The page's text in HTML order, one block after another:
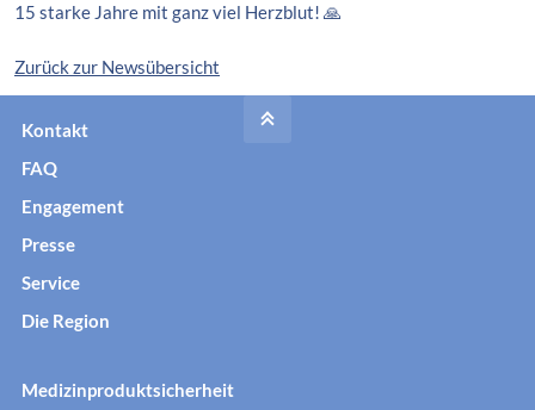
15 starke Jahre mit ganz viel Herzblut! 🙏
Zurück zur Newsübersicht
Kontakt
FAQ
Engagement
Presse
Service
Die Region
Medizinproduktsicherheit